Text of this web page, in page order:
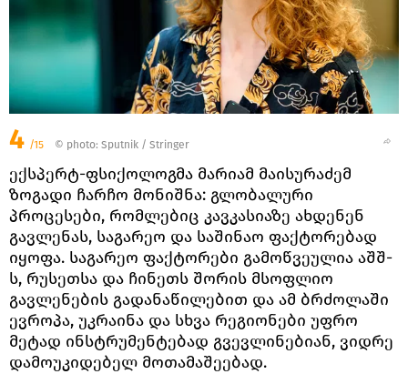
4 /15 © photo: Sputnik / Stringer
ექსპერტ-ფსიქოლოგმა მარიამ მაისურაძემ
ზოგადი ჩარჩო მონიშნა: გლობალური
პროცესები, რომლებიც კავკასიაზე ახდენენ
გავლენას, საგარეო და საშინაო ფაქტორებად
იყოფა. საგარეო ფაქტორები გამოწვეულია აშშ-
ს, რუსეთსა და ჩინეთს შორის მსოფლიო
გავლენების გადანაწილებით და ამ ბრძოლაში
ევროპა, უკრაინა და სხვა რეგიონები უფრო
მეტად ინსტრუმენტებად გვევლინებიან, ვიდრე
დამოუკიდებელ მოთამაშეებად.